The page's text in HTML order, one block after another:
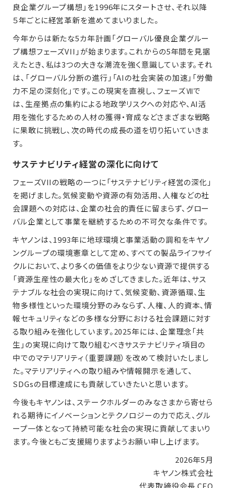
良企業グループ構想」を1996年にスタートさせ、それ以降
５年ごとに経営革新を進めてまいりました。
今年からは新たな5カ年計画「グローバル優良企業グルー
プ構想フェーズVII」が始まります。これからの5年間を見据
えたとき、私は3つの大きな潮流を強く意識しています。それ
は、「グローバル分断の進行」「AIの社会実装の加速」「労働
力不足の深刻化」です。この現実を直視し、フェーズⅦで
は、生産拠点の集約による地政学リスクへの対応や、AI活
用を強化するための人材の獲得・育成などさまざまな戦略
に果敢に挑戦し、次の時代の成長の道を切り拓いていきま
す。
サステナビリティ経営の深化に向けて
フェーズVIIの戦略の一つに「サステナビリティ経営の深化」
を掲げました。気候変動や資源の有効活用、人権などの社
会課題への対応は、企業の社会的責任に留まらず、グロー
バル企業として事業を継続するための不可欠な条件です。
キヤノンは、1993年に地球環境と事業活動の調和をキヤノ
ングループの環境憲章として定め、すべての製品ライフサイ
クルにおいて、より多くの価値をより少ない資源で提供する
「資源生産性の最大化」をめざしてきました。近年は、サス
テナブルな社会の実現に向けて、気候変動、資源循環、生
物多様性といった環境分野のみならず、人権、人的資本、情
報セキュリティなどの多様な分野における社会課題に対す
る取り組みを強化しています。2025年には、企業理念「共
生」の実現に向けて取り組むべきサステナビリティ項目の
中でのマテリアリティ（重要課題）を改めて検討いたしまし
た。マテリアリティへの取り組みや情報開示を通して、
SDGsの目標達成にも貢献していきたいと思います。
今後もキヤノンは、ステークホルダーのみなさまから寄せら
れる期待にイノベーションとテクノロジーの力で応え、グル
ープ一体となって持続可能な社会の実現に貢献してまいり
ます。今後ともご支援賜りますようお願い申し上げます。
2026年5月
キヤノン株式会社
代表取締役会長 CEO